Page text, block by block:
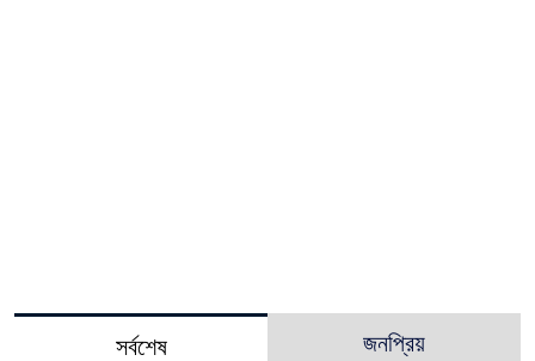
সর্বশেষ জনপ্রিয়